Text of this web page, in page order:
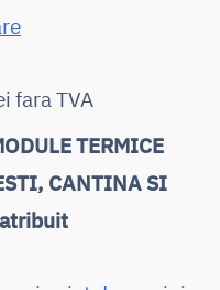
fara TVA
TERMICE
CANTINA SI